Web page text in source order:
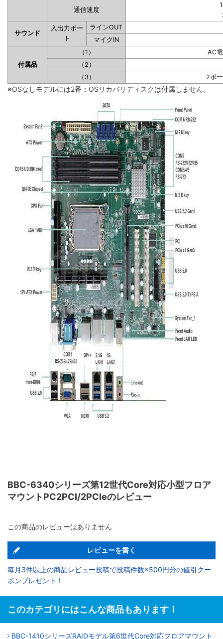
通信速度
サウンド
入出力ポー
ト
ラインOUT
マイクIN
付属品
（1）
AC
（2）
（3）
2ポ
※OSなしモデルには2番：OSリカバリディスクは付属しません。
BBC-6340シリーズ第12世代Core対応小型フロア
マウントPC2PCI/2PCIeのレビュー
この商品のレビューはありません
レビューを書く
毎月3件以上の商品レビュー投稿で投稿件数×500円分の値引クー
ポンプレゼント！
このカテゴリにはこんな商品もあります！
BBC-1410シリーズRAIDモデル第6世代Core対応フロアマウント